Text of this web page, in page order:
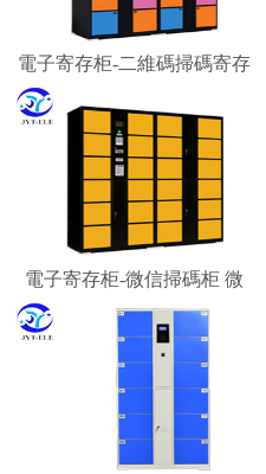
電子寄存柜-二維碼掃碼寄存
電子寄存柜-微信掃碼柜 微
信聯網寄存柜 微信收費柜
嘉易特電子科技